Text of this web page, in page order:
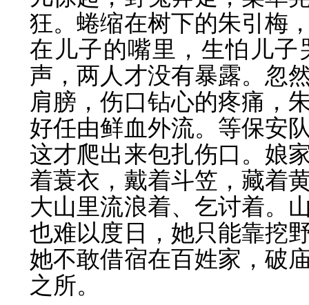
狂。蜷缩在树下的朱引梅
在儿子的嘴里，生怕儿
声，两人才没有暴露。忽
肩膀，伤口钻心的疼痛，
好任由鲜血外流。等保安
这才爬出来包扎伤口。娘
着蓑衣，戴着斗笠，藏着
大山里流浪着、乞讨着。
也难以度日，她只能靠挖
她不敢借宿在百姓家，破
之所。